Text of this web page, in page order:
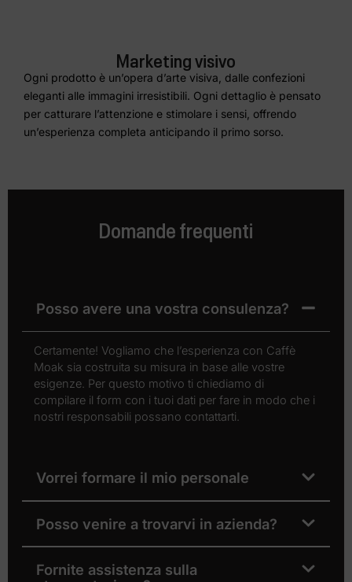
Marketing visivo
Ogni prodotto è un’opera d’arte visiva, dalle confezioni
eleganti alle immagini irresistibili. Ogni dettaglio è pensato
per catturare l’attenzione e stimolare i sensi, offrendo
un’esperienza completa anticipando il primo sorso.
Domande frequenti
Posso avere una vostra consulenza?
Certamente! Vogliamo che l’esperienza con Caffè
Moak sia costruita su misura in base alle vostre
esigenze. Per questo motivo ti chiediamo di
compilare il form con i tuoi dati per fare in modo che i
nostri responsabili possano contattarti.
Vorrei formare il mio personale
Posso venire a trovarvi in azienda?
Fornite assistenza sulla